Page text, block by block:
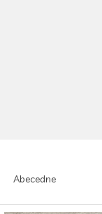
Abecedne